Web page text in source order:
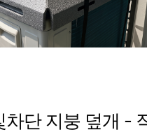
차단 지붕 덮개 -